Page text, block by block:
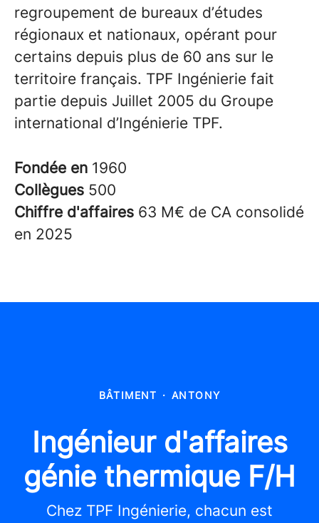
regroupement de bureaux d’études
régionaux et nationaux, opérant pour
certains depuis plus de 60 ans sur le
territoire français. TPF Ingénierie fait
partie depuis Juillet 2005 du Groupe
international d’Ingénierie TPF.
Fondée en 1960
Collègues 500
Chiffre d'affaires 63 M€ de CA consolidé
en 2025
BÂTIMENT · ANTONY
Ingénieur d'affaires
génie thermique F/H
Chez TPF Ingénierie, chacun est